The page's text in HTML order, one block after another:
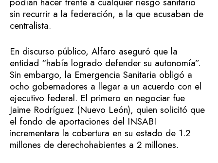
sin recurrir a la federación, a la que acusaban de
centralista.
En discurso público, Alfaro aseguró que la
entidad “había logrado defender su autonomía”.
Sin embargo, la Emergencia Sanitaria obligó a
ocho gobernadores a llegar a un acuerdo con el
ejecutivo federal. El primero en negociar fue
Jaime Rodríguez (Nuevo León), quien solicitó que
el fondo de aportaciones del INSABI
incrementara la cobertura en su estado de 1.2
millones de derechohabientes a 2 millones.